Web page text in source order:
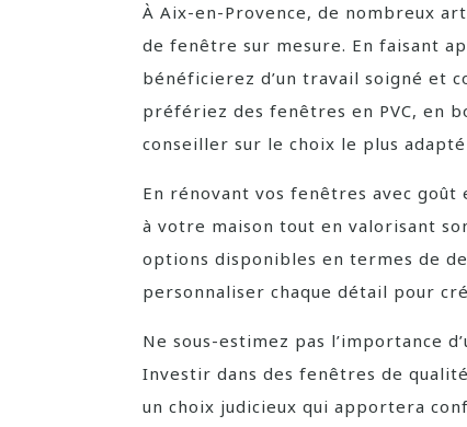
À Aix-en-Provence, de nombreux
de fenêtre sur mesure. En faisant
bénéficierez d’un travail soigné et
préfériez des fenêtres en PVC, en
conseiller sur le choix le plus
En rénovant vos fenêtres avec
à votre maison tout en valorisant
options disponibles en termes de
personnaliser chaque détail pour
Ne sous-estimez pas l’importance
Investir dans des fenêtres de
un choix judicieux qui apportera